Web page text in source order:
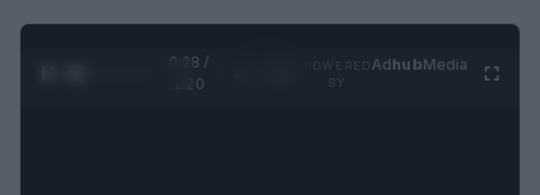
0:29 /
1:20
AdhubMedia